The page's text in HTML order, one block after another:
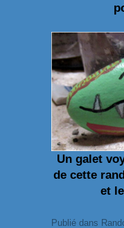
Un galet
de cette
et
Publié dans